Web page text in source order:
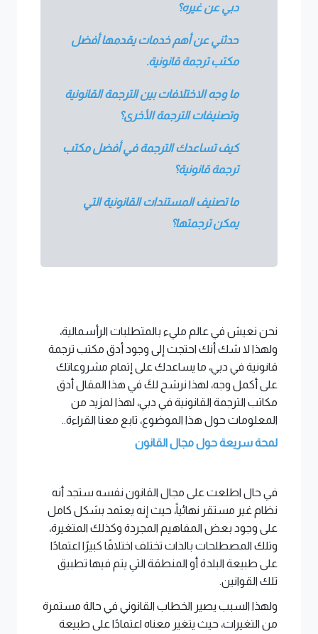
دبي عن غيره؟
حدثني عن أهم خدمات يقدمها أفضل
مكتب ترجمة قانونية.
ما وجه الاختلافات بين الترجمة القانونية
وتصنيفات الترجمة الأخرى؟
كيف تساعدك الترجمة في أفضل مكتب
ترجمة قانونية؟
ما تصنيف المستندات القانونية التي
يمكن ترجمتها؟
نحن نعيش في عالم مليء بالمتطلبات الرأسمالية،
ولهذا لا شك أنك احتجت إلى وجود أدق مكتب ترجمة
قانونية في دبي، ما يساعدك على إتمام مشروعاتك
على أكمل وجه، لهذا نرشح لكَ في هذا المقال أدق
مكاتب الترجمة القانونية في دبي، لهذا لمزيد من
المعلومات حول هذا الموضوع، تابع معنا القراءة..
لمحة سريعة حول مجال القانون
في حال اطلعت على مجال القانون نفسه ستجد أنه
نظام غير مستقر نهائياً، حيث إنه يعتمد بشكل كامل
على وجود بعض المفاهيم المجردة وكذلك المتغيرة،
وتلك المصطلحات بالذات تختلف اختلافًا كبيرًا اعتمادًا
على طبيعة البلدة أو المنطقة التي يتم فيها تطبيق
تلك القوانين.
ولهذا السبب يصير الخطاب القانوني في حالة مستمرة
من التغيرات، حيث يتغير معناه اعتمادًا على طبيعة